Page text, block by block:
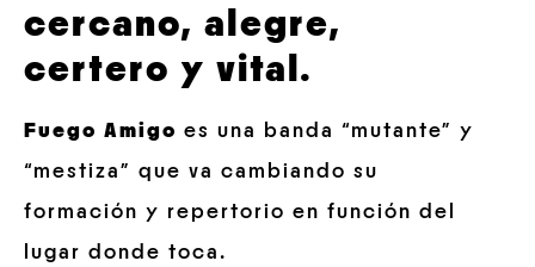
cercano, alegre,
certero y vital.
Fuego Amigo es una banda “mutante” y
“mestiza” que va cambiando su
formación y repertorio en función del
lugar donde toca.